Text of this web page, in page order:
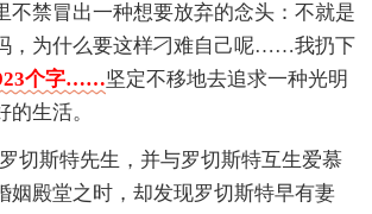
不禁冒出一种想要放弃的念头：不就是
，为什么要这样刁难自己呢……我扔下
个字……坚定不移地去追求一种光明
生活。
切斯特先生，并与罗切斯特互生爱慕
姻殿堂之时，却发现罗切斯特早有妻